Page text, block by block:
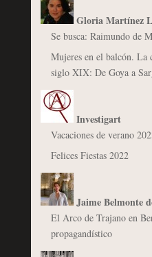
Gloria Martínez
Se busca: Raimundo de
Mujeres en el balcón. La
siglo XIX: De Goya a
Investigart
Vacaciones de verano
Felices Fiestas 2022
Jaime Belmonte
El Arco de Trajano en
propagandístico